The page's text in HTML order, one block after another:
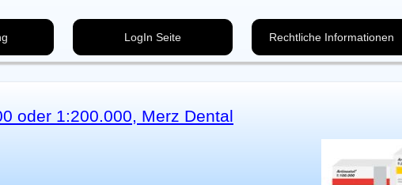
LogIn Seite Rechtliche Informationen
oder 1:200.000, Merz Dental